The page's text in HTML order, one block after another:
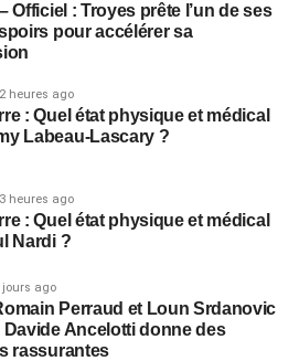
Officiel : Troyes prête l’un de ses
pour accélérer sa
heures ago
: Quel état physique et médical
Labeau-Lascary ?
heures ago
: Quel état physique et médical
Nardi ?
jours ago
Perraud et Loun Srdanovic
Ancelotti donne des
rassurantes